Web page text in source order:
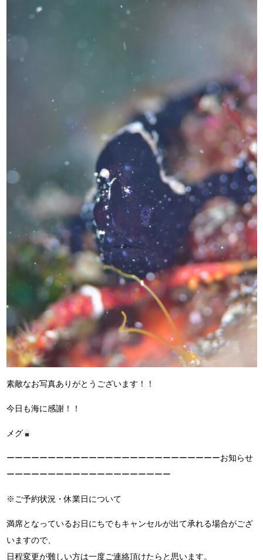
素敵なお写真ありがとうございます！！
今日も海に感謝！！
メグ
ーーーーーーーーーーーーーーーーーーーーーーーーーーお知らせ
ーーーーーーーーーーーーーーーーーーーー
※ご予約状況・休業日について
満席となっているお日にちでもキャンセルが出て承れる場合がござ
いますので、
日程変更が難しい方は一度ご連絡頂けたらと思います。